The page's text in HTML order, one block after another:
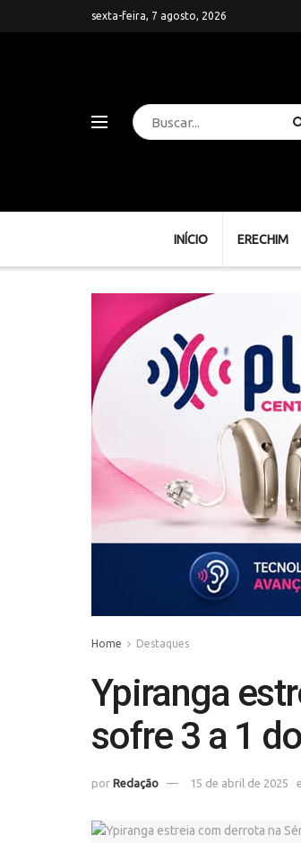
sexta-feira, 7 agosto, 2026
INÍCIO ERECHIM
Home Destaques
Ypiranga
sofre 3 a 1
por Redação 15 de abril de 2025